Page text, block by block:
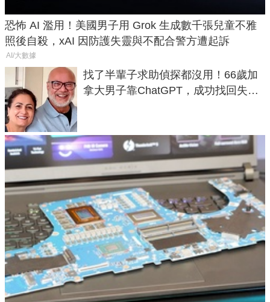
恐怖 AI 濫用！美國男子用 Grok 生成數千張兒童不雅
照後自殺，xAI 因防護失靈與不配合警方遭起訴
AI/大數據
找了半輩子求助偵探都沒用！66歲加
拿大男子靠ChatGPT，成功找回失散